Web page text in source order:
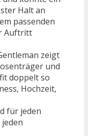
Halt an
passenden
Auftritt
zeigt
und
doppelt so
Hochzeit,
für jeden